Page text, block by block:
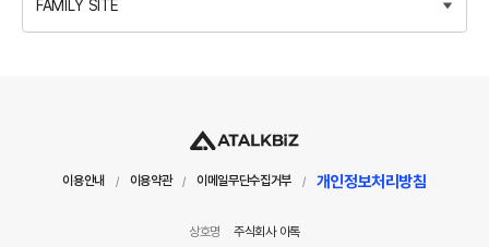
FAMILY SITE
이용안내 / 이용약관 / 이메일무단수집거부 / 개인정보처리방침
상호명
주식회사 아톡